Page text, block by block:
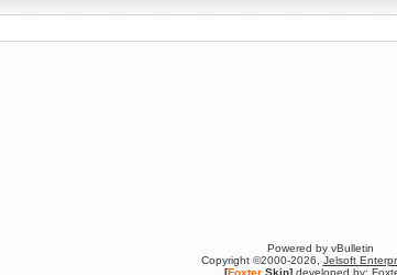
Powered by vBulletin
Copyright ©2000-2026, Jelsoft
[Foxter Skin] developed by: